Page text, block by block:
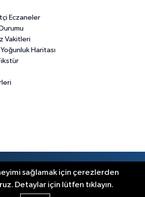
Eczaneler
Vakitleri
Haritası
Copyright © 2023. Her hakkı saklıdır.
sağlamak için çerezlerden
Detaylar için lütfen tıklayın.